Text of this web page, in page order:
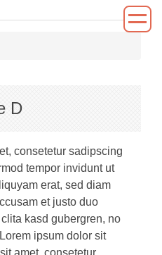
D
consetetur sadipscing
tempor invidunt ut
erat, sed diam
et justo duo
kasd gubergren, no
ipsum dolor sit
amet, consetetur